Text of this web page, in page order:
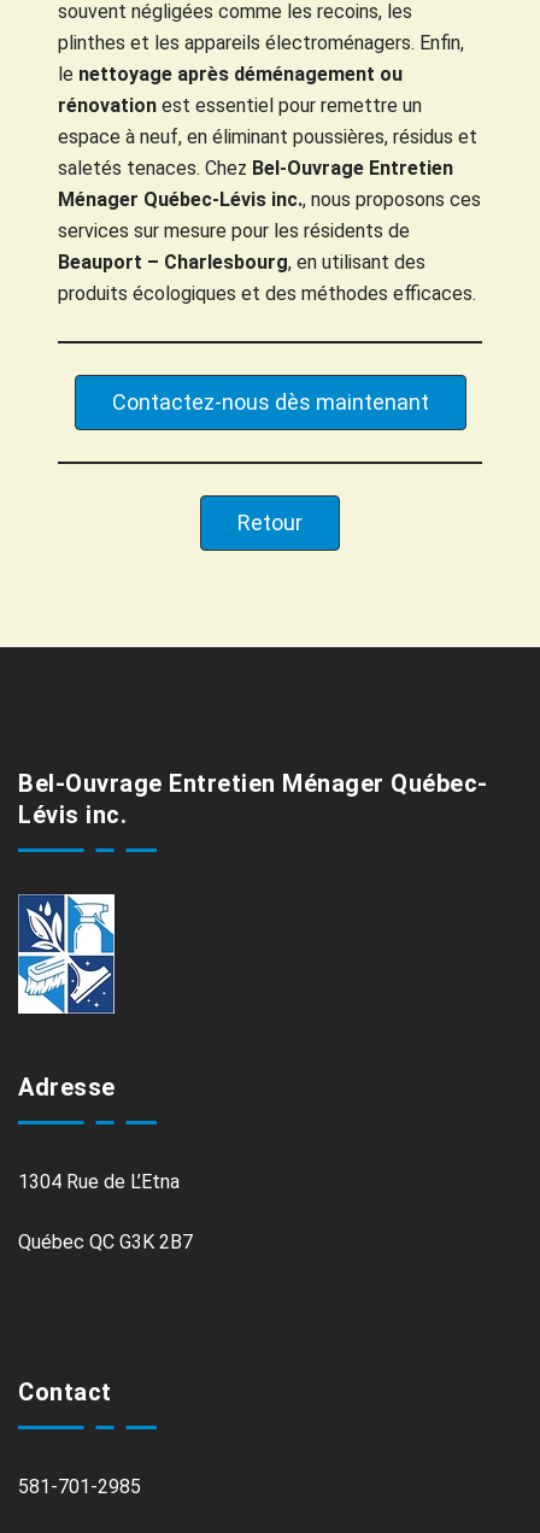
souvent négligées comme les recoins, les
plinthes et les appareils électroménagers. Enfin,
le nettoyage après déménagement ou
rénovation est essentiel pour remettre un
espace à neuf, en éliminant poussières, résidus et
saletés tenaces. Chez Bel-Ouvrage Entretien
Ménager Québec-Lévis inc., nous proposons ces
services sur mesure pour les résidents de
Beauport – Charlesbourg, en utilisant des
produits écologiques et des méthodes efficaces.
Contactez-nous dès maintenant
Retour
Bel-Ouvrage Entretien Ménager Québec-
Lévis inc.
Adresse
1304 Rue de L’Etna
Québec QC G3K 2B7
Contact
581-701-2985